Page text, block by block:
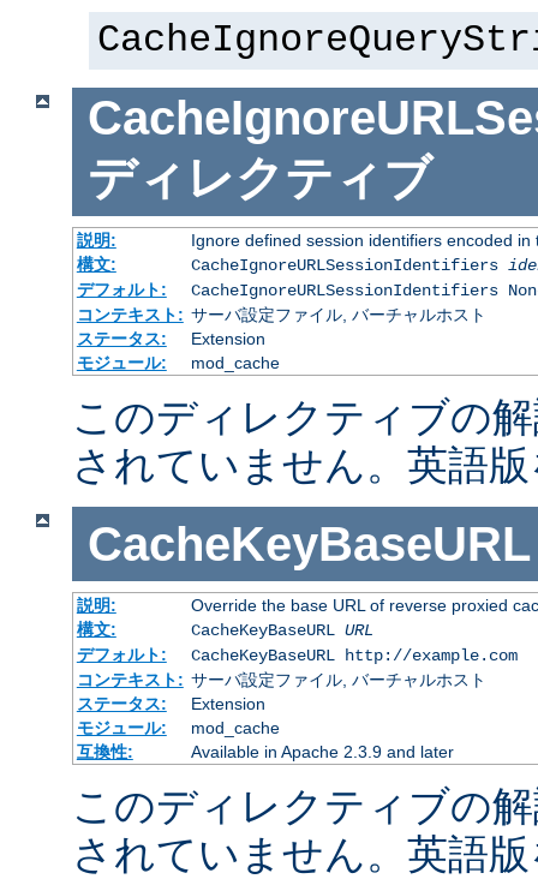
ディレクティブ
説明:
Ignore defined session identifiers encoded in
構文:
CacheIgnoreURLSessionIdentifiers
デフォルト:
CacheIgnoreURLSessionIdentifiers
コンテキスト: サーバ設定ファイル, バーチャルホスト
ステータス:
Extension
モジュール:
mod_cache
このディレクティブの
されていません。英語
CacheKeyBaseURL
説明:
Override the base URL of reverse proxied
構文:
CacheKeyBaseURL URL
デフォルト:
CacheKeyBaseURL http://example.com
コンテキスト: サーバ設定ファイル, バーチャルホスト
ステータス:
Extension
モジュール:
mod_cache
互換性:
Available in Apache 2.3.9 and later
このディレクティブの
されていません。英語